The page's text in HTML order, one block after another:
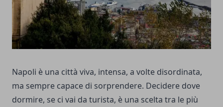
Napoli è una città viva, intensa, a volte disordinata,
ma sempre capace di sorprendere. Decidere dove
dormire, se ci vai da turista, è una scelta tra le più